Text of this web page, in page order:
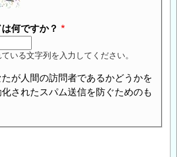
何ですか？
いる文字列を入力してください。
が人間の訪問者であるかどうかを
されたスパム送信を防ぐためのも